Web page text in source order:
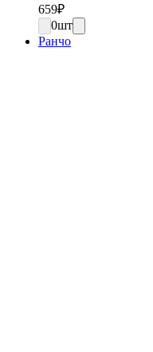
659₽
0шт
Ранчо